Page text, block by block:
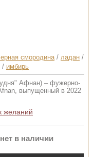
смородина/ ладан /
/ имбирь
Афнан) – фужерно-
выпущенный в 2022
желаний
в наличии